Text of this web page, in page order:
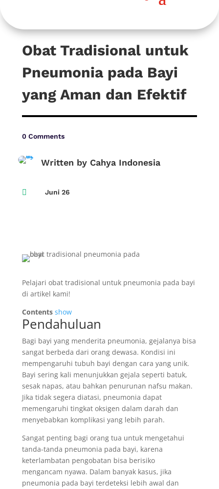
Obat Tradisional untuk
Pneumonia pada Bayi
yang Aman dan Efektif
0 Comments
Written by Cahya Indonesia
 Juni 26
Pelajari obat tradisional untuk pneumonia pada bayi
di artikel kami!
Contents show
Pendahuluan
Bagi bayi yang menderita pneumonia, gejalanya bisa
sangat berbeda dari orang dewasa. Kondisi ini
mempengaruhi tubuh bayi dengan cara yang unik.
Bayi sering kali menunjukkan gejala seperti batuk,
sesak napas, atau bahkan penurunan nafsu makan.
Jika tidak segera diatasi, pneumonia dapat
memengaruhi tingkat oksigen dalam darah dan
menyebabkan komplikasi yang lebih parah.
Sangat penting bagi orang tua untuk mengetahui
tanda-tanda pneumonia pada bayi, karena
keterlambatan pengobatan bisa berisiko
mengancam nyawa. Dalam banyak kasus, jika
pneumonia pada bayi terdeteksi lebih awal dan